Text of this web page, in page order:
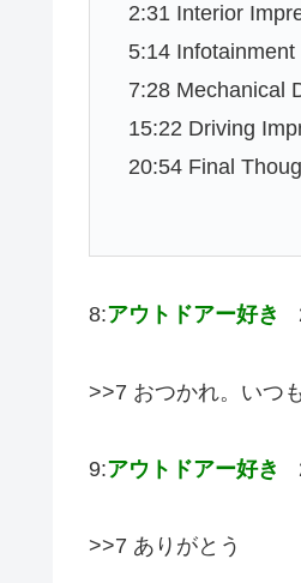
2:31 Interior
5:14
7:28 Mechanical
15:22 Driving
20:54 Final
8:アウトドアー好き
>>7 おつかれ。いつ
9:アウトドアー好き
>>7 ありがとう